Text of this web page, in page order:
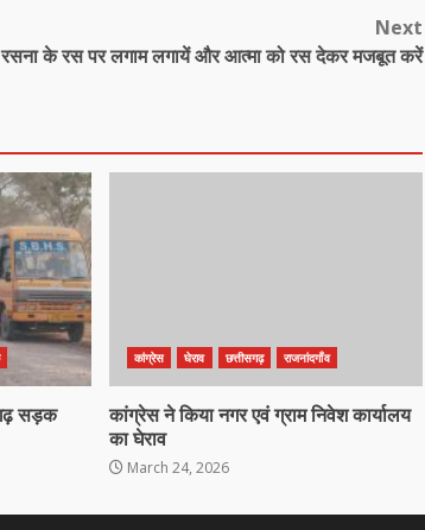
Next
रसना के रस पर लगाम लगायें और आत्मा को रस देकर मजबूत करें
सड़क
कांग्रेस घेराव छत्तीसगढ़ राजनांदगाँव
कांग्रेस ने किया नगर एवं ग्राम निवेश कार्यालय
का घेराव
March 24, 2026